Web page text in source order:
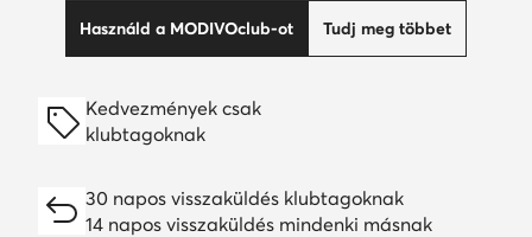
Használd a MODIVOclub-ot Tudj meg többet
Kedvezmények csak
klubtagoknak
30 napos visszaküldés klubtagoknak
14 napos visszaküldés mindenki másnak